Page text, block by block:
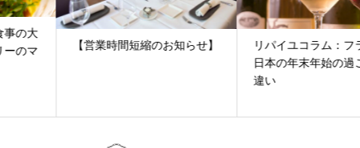
【営業時間短縮のお知らせ】
リパイユコラム：フランスと
日本の年末年始の過ごし方の